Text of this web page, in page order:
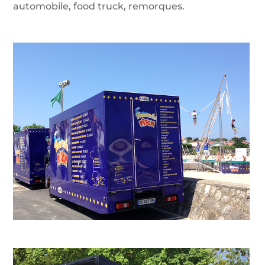
automobile, food truck, remorques.